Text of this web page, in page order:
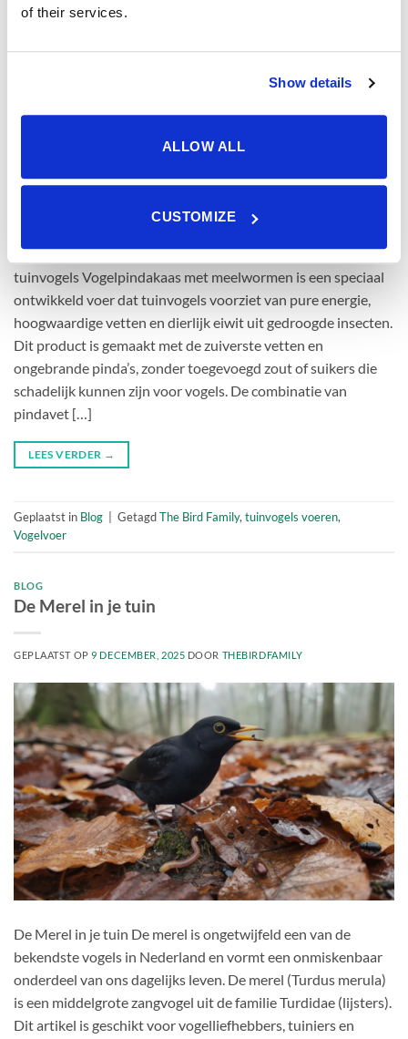
of their services.
Show details
ALLOW ALL
CUSTOMIZE
Vogelpindakaas met meelwormen: extra energie voor
tuinvogels Vogelpindakaas met meelwormen is een speciaal
ontwikkeld voer dat tuinvogels voorziet van pure energie,
hoogwaardige vetten en dierlijk eiwit uit gedroogde insecten.
Dit product is gemaakt met de zuiverste vetten en
ongebrande pinda’s, zonder toegevoegd zout of suikers die
schadelijk kunnen zijn voor vogels. De combinatie van
pindavet […]
LEES VERDER →
Geplaatst in Blog GetagdThe Bird Family, tuinvogels voeren,
Vogelvoer
BLOG
De Merel in je tuin
GEPLAATST OP9 DECEMBER, 2025 DOOR THEBIRDFAMILY
De Merel in je tuin De merel is ongetwijfeld een van de
bekendste vogels in Nederland en vormt een onmiskenbaar
onderdeel van ons dagelijks leven. De merel (Turdus merula)
is een middelgrote zangvogel uit de familie Turdidae (lijsters).
Dit artikel is geschikt voor vogelliefhebbers, tuiniers en